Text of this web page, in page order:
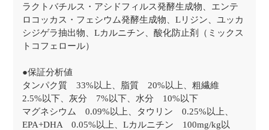
ラクトバチルス・アシドフィルス発酵生成物、エンテ
ロコッカス・フェシウム発酵生成物、Lリジン、ユッカ
シジゲラ抽出物、Lカルニチン、酸化防止剤（ミックス
トコフェロール）
●保証分析値
タンパク質 33%以上、脂質 20%以上、粗繊維
2.5%以下、灰分 7%以下、水分 10%以下
マグネシウム 0.09%以上、タウリン 0.25%以上、
EPA+DHA 0.05%以上、Lカルニチン 100mg/kg以